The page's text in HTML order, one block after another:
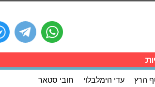
הרץ עדי הימלבלוי חובי סטאר